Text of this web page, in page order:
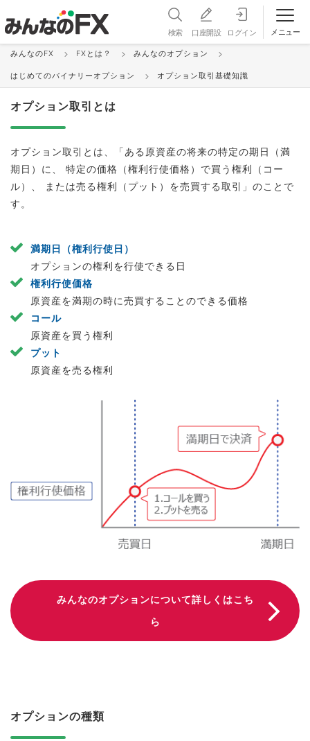
検索 口座開設 ログイン メニュー
オプション取引基礎知識
みんなのFX FXとは？ みんなのオプション
はじめてのバイナリーオプション オプション取引基礎知識
オプション取引とは
オプション取引とは、「ある原資産の将来の特定の期日（満
期日）に、 特定の価格（権利行使価格）で買う権利（コー
ル）、 または売る権利（プット）を売買する取引」のことで
す。
満期日（権利行使日）
オプションの権利を行使できる日
権利行使価格
原資産を満期の時に売買することのできる価格
コール
原資産を買う権利
プット
原資産を売る権利
みんなのオプションについて詳しくはこち
ら
オプションの種類